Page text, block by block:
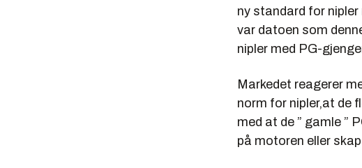
ny standard for
var datoen som
nipler med PG-
Markedet reagerer
norm for nipler,at de
med at de ” gamle ”
på motoren eller